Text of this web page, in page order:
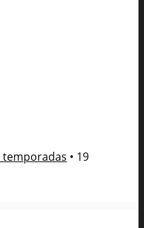
temporadas • 19